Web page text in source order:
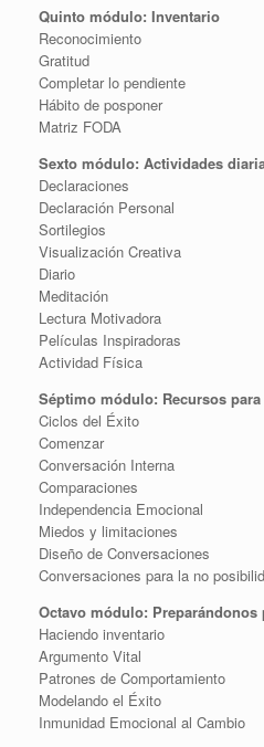
Quinto módulo: Inventario
Reconocimiento
Gratitud
Completar lo pendiente
Hábito de posponer
Matriz FODA
Sexto módulo: Actividades
Declaraciones
Declaración Personal
Sortilegios
Visualización Creativa
Diario
Meditación
Lectura Motivadora
Películas Inspiradoras
Actividad Física
Séptimo módulo: Recursos
Ciclos del Éxito
Comenzar
Conversación Interna
Comparaciones
Independencia Emocional
Miedos y limitaciones
Diseño de Conversaciones
Conversaciones para la no
Octavo módulo: Preparándonos
Haciendo inventario
Argumento Vital
Patrones de Comportamiento
Modelando el Éxito
Inmunidad Emocional al Cambio